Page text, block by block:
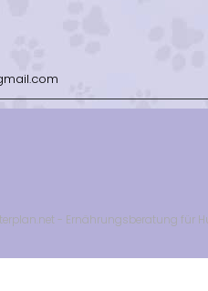
- Ernährungsberatung für